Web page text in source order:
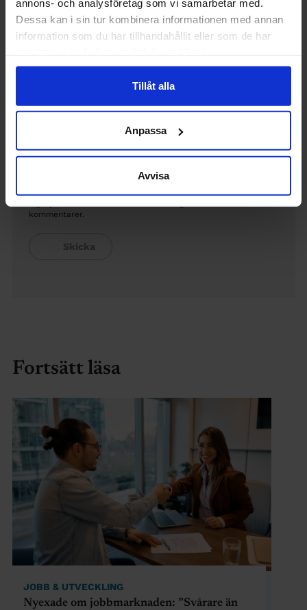
annons- och analysföretag som vi samarbetar med.
Dessa kan i sin tur kombinera informationen med annan
information som du har tillhandahållit eller som de har
Tillåt alla
Anpassa
Avvisa
(Visas offentligt)
(Visas inte offentligt)
Skriv en mejladress där vi kan nå dig. Om du är medlem,
använd gärna den mejladress du har lämnat till Sveriges
kommentarer.
Fortsätt läsa
JOBB & UTVECKLING
Nyexade om jobbmarknaden: ”Svårare än